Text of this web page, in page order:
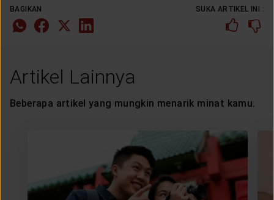
BAGIKAN SUKA ARTIKEL INI :
Artikel Lainnya
Beberapa artikel yang mungkin menarik minat kamu.